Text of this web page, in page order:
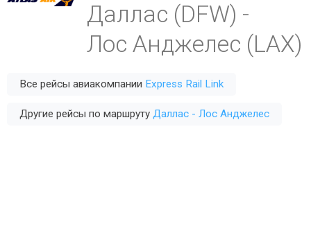
Даллас (DFW) -
Лос Анджелес (LAX)
Все рейсы авиакомпании Express Rail Link
Другие рейсы по маршруту Даллас - Лос Анджелес